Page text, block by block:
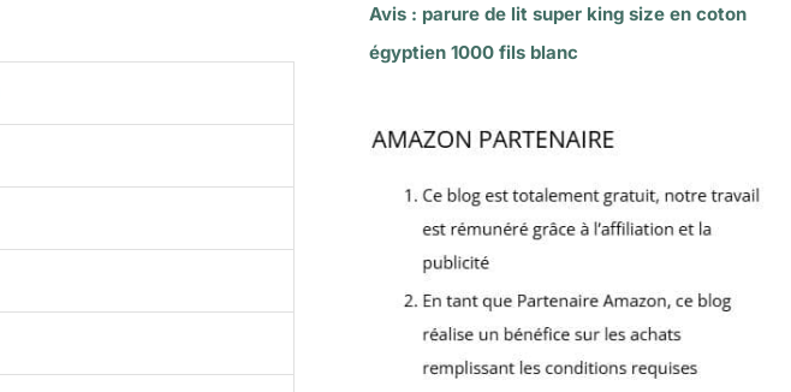
Avis : parure de lit super king size en coton
égyptien 1000 fils blanc